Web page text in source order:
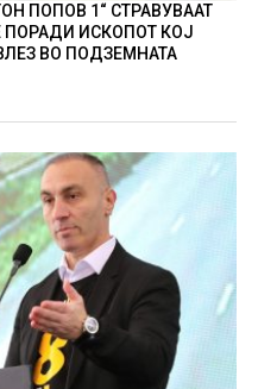
ПОПОВ 1“ СТРАВУВААТ
ПОРАДИ ИСКОПОТ КОЈ
ВО ПОДЗЕМНАТА